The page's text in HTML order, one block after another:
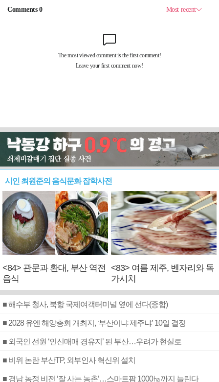
시인 최원준의 음식문화 잡학사전
<84> 관문과 환대, 부산 역전
음식
<83> 여름 제주, 벤자리와 독
가시치
■ 해수부 청사, 북항 국제여객터미널 옆에 선다(종합)
■ 2028 유엔 해양총회 개최지, ‘부산이냐 제주냐’ 10일 결정
■ 외국인 선원 ‘인신매매 경유지’ 된 부산…우려가 현실로
■ 비위 논란 부산TP, 외부인사 혁신위 설치
■ 경남 농정 비전 ‘잘 사는 농촌’…스마트팜 1000㏊까지 늘린다